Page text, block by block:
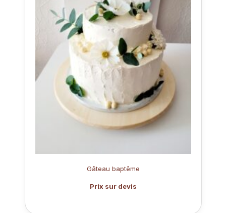
Gâteau baptême
Prix sur devis